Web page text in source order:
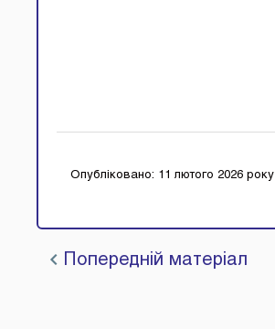
Опубліковано: 11 лютого 2026 року
Попередній матеріал